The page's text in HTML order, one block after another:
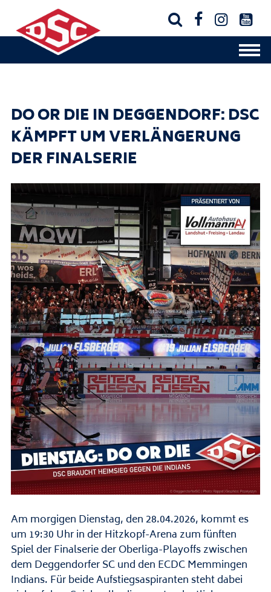
   
DO OR DIE IN DEGGENDORF: DSC
KÄMPFT UM VERLÄNGERUNG
DER FINALSERIE
Am morgigen Dienstag, den 28.04.2026, kommt es
um 19:30 Uhr in der Hitzkopf-Arena zum fünften
Spiel der Finalserie der Oberliga-Playoffs zwischen
dem Deggendorfer SC und den ECDC Memmingen
Indians. Für beide Aufstiegsaspiranten steht dabei